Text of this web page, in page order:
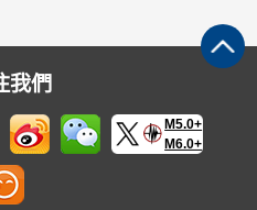
我們
M5.0+
M6.0+